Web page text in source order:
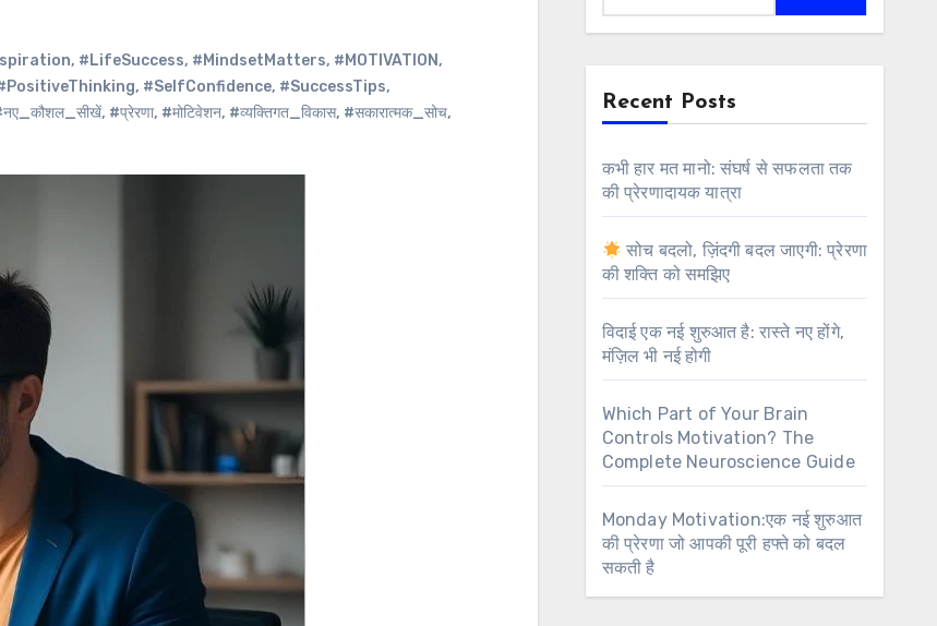
, #LifeSuccess, #MindsetMatters, #MOTIVATION,
, #SelfConfidence, #SuccessTips,
, #प्रेरणा, #मोटिवेशन, #व्यक्तिगत_विकास, #सकारात्मक_सोच,
Recent Posts
कभी हार मत मानो: संघर्ष से सफलता तक
की प्रेरणादायक यात्रा
सोच बदलो, ज़िंदगी बदल जाएगी: प्रेरणा
की शक्ति को समझिए
विदाई एक नई शुरुआत है: रास्ते नए होंगे,
मंज़िल भी नई होगी
Which Part of Your Brain
Controls Motivation? The
Complete Neuroscience Guide
Monday Motivation:एक नई शुरुआत
की प्रेरणा जो आपकी पूरी हफ्ते को बदल
सकती है